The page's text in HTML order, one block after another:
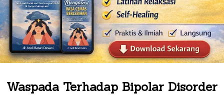
Waspada Terhadap Bipolar Disorder